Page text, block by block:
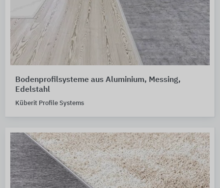
Bodenprofilsysteme aus Aluminium, Messing,
Edelstahl
Küberit Profile Systems